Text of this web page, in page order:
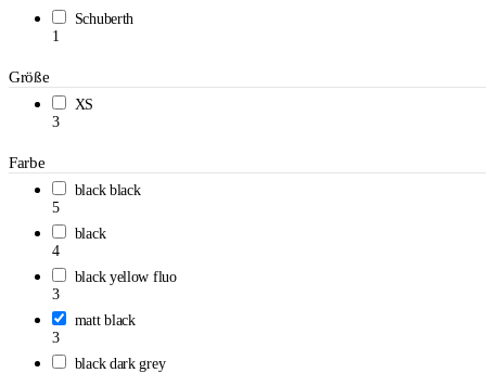
Schuberth
1
Größe
XS
3
Farbe
black black
5
black
4
black yellow fluo
3
matt black
3
black dark grey